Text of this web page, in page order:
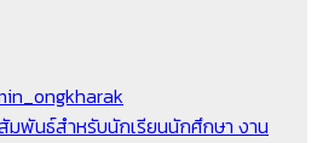
มพันธ์สำหรับนักเรียนนักศึกษา งาน